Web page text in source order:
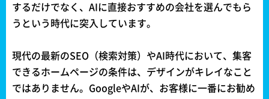
するだけでなく、AIに直接おすすめの会社を選んでもら
うという時代に突入しています。
現代の最新のSEO（検索対策）やAI時代において、集客
できるホームページの条件は、デザインがキレイなこと
ではありません。GoogleやAIが、お客様に一番にお勧め